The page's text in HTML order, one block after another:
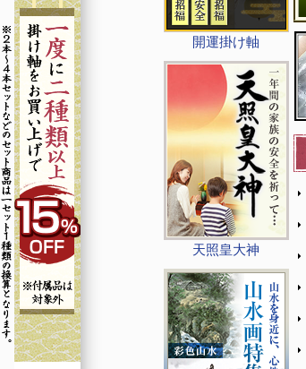
開運掛け軸
天照皇大神